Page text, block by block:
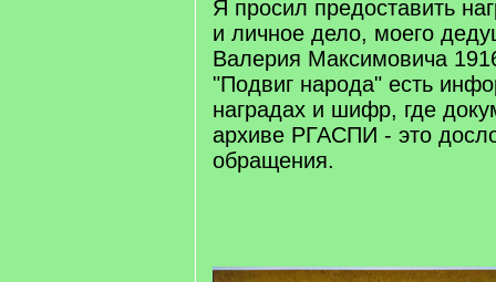
]
Я просил предоставить
и личное дело, моего
Валерия Максимовича
"Подвиг народа" есть
наградах и шифр, где
архиве РГАСПИ - это
обращения.